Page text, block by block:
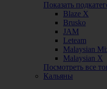
Показать
Blaze X
Brusko
JAM
Leteam
Malaysian
Malaysian X
Посмотреть все
Кальяны